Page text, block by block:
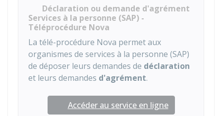
Déclaration ou demande d'agrément
Services à la personne (SAP) -
Téléprocédure Nova
La télé-procédure Nova permet aux
organismes de services à la personne (SAP)
de déposer leurs demandes de déclaration
et leurs demandes d'agrément.
Accéder au service en ligne